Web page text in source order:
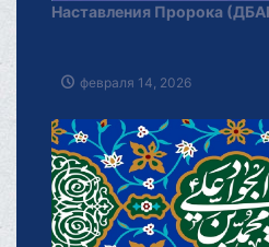
Наставления Пророка
февраля 14, 2026